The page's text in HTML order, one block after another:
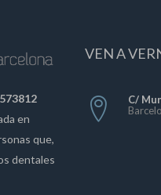
en
que,
dentales
VEN A
C/